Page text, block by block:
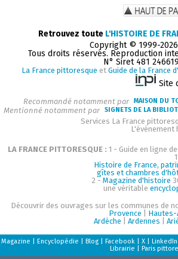
Retrouvez toute L'HISTOIRE DE
Copyright © 1999-2026
Tous droits réservés. Reproduction
N° Siret 481
La France pittoresque et Guide de la France
Site
Recommandé notamment par MAISON DU
Mentionné notamment par SIGNETS DE LA
Services La France
L'événement
LA FRANCE PITTORESQUE : 1 - Guide en ligne
Histoire de France,
gîtes et chambres
2 - Magazine d'histoire
une véritable
Découvrir des ouvrages sur les communes de
Provence
Hautes-
Ardèche
Ardennes
Magazine Encyclopédie Blog| Facebook| X| LinkedIn
Librairie
Paris